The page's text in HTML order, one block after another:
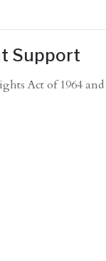
Support
Act of 1964